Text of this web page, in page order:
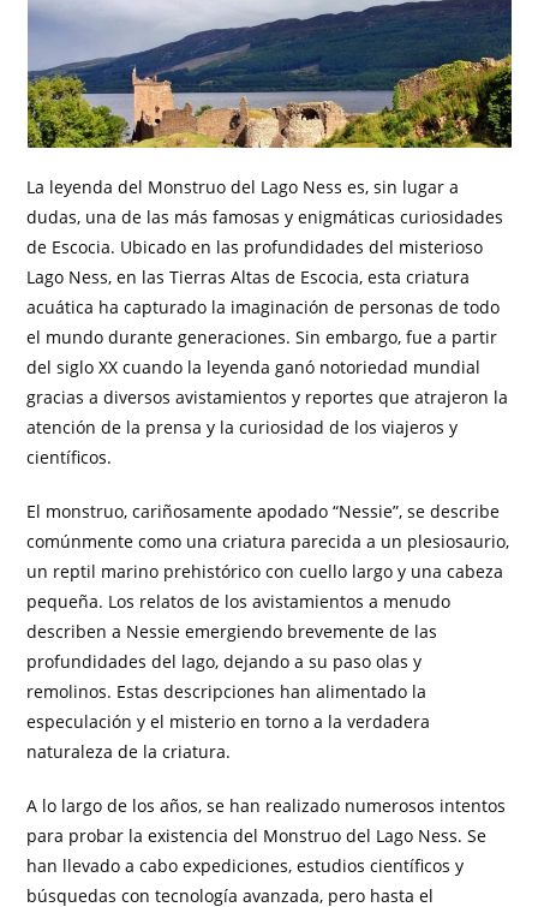
La leyenda del Monstruo del Lago Ness es, sin lugar a
dudas, una de las más famosas y enigmáticas curiosidades
de Escocia. Ubicado en las profundidades del misterioso
Lago Ness, en las Tierras Altas de Escocia, esta criatura
acuática ha capturado la imaginación de personas de todo
el mundo durante generaciones. Sin embargo, fue a partir
del siglo XX cuando la leyenda ganó notoriedad mundial
gracias a diversos avistamientos y reportes que atrajeron la
atención de la prensa y la curiosidad de los viajeros y
científicos.
El monstruo, cariñosamente apodado “Nessie”, se describe
comúnmente como una criatura parecida a un plesiosaurio,
un reptil marino prehistórico con cuello largo y una cabeza
pequeña. Los relatos de los avistamientos a menudo
describen a Nessie emergiendo brevemente de las
profundidades del lago, dejando a su paso olas y
remolinos. Estas descripciones han alimentado la
especulación y el misterio en torno a la verdadera
naturaleza de la criatura.
A lo largo de los años, se han realizado numerosos intentos
para probar la existencia del Monstruo del Lago Ness. Se
han llevado a cabo expediciones, estudios científicos y
búsquedas con tecnología avanzada, pero hasta el